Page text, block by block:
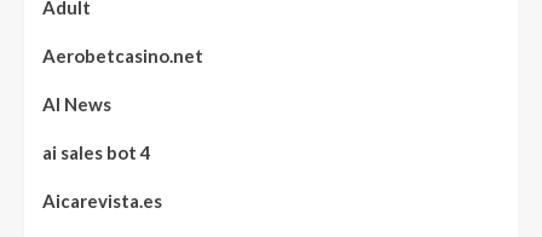
Adult
Aerobetcasino.net
AI News
ai sales bot 4
Aicarevista.es